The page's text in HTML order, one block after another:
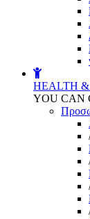
HEALTH
YOU CAN